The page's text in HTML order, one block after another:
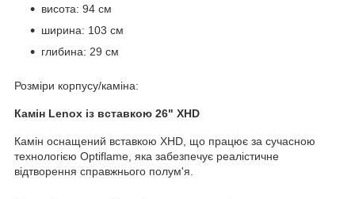
Камін оснащений вставкою XHD, що працює за сучасною
технологією Optiflame, яка забезпечує реалістичне
відтворення справжнього полум'я.
Камін Lenox із вставкою 26" XHD
Розміри корпусу/каміна:
висота: 94 см
ширина: 103 см
глибина: 29 см